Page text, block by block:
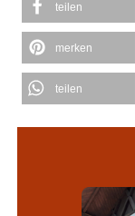
teilen
merken
teilen